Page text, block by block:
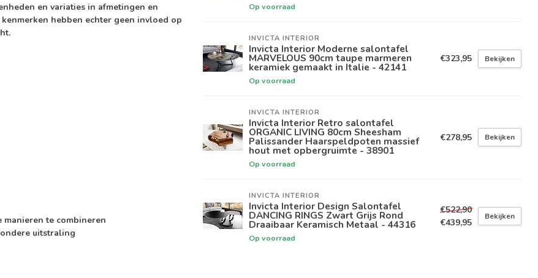
en variaties in afmetingen en
hebben echter geen invloed op
te combineren
uitstraling
Op voorraad
INVICTA INTERIOR
Invicta Interior Moderne salontafel
MARVELOUS 90cm taupe marmeren
keramiek gemaakt in Italie - 42141
Op voorraad
€323,95 Bekijken
INVICTA INTERIOR
Invicta Interior Retro salontafel
ORGANIC LIVING 80cm Sheesham
Palissander Haarspeldpoten massief
hout met opbergruimte - 38901
Op voorraad
€278,95 Bekijken
INVICTA INTERIOR
Invicta Interior Design Salontafel
DANCING RINGS Zwart Grijs Rond
Draaibaar Keramisch Metaal - 44316
Op voorraad
€522,90
€439,95
Bekijken